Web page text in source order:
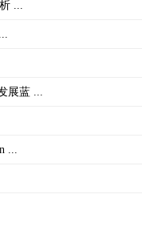
...
展蓝 ...
...